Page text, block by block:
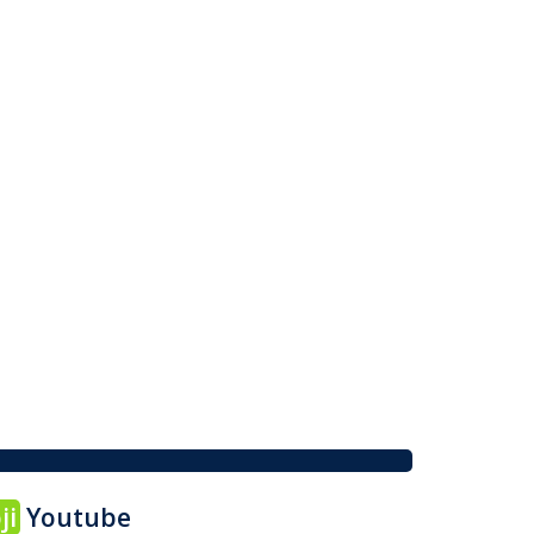
Youtube